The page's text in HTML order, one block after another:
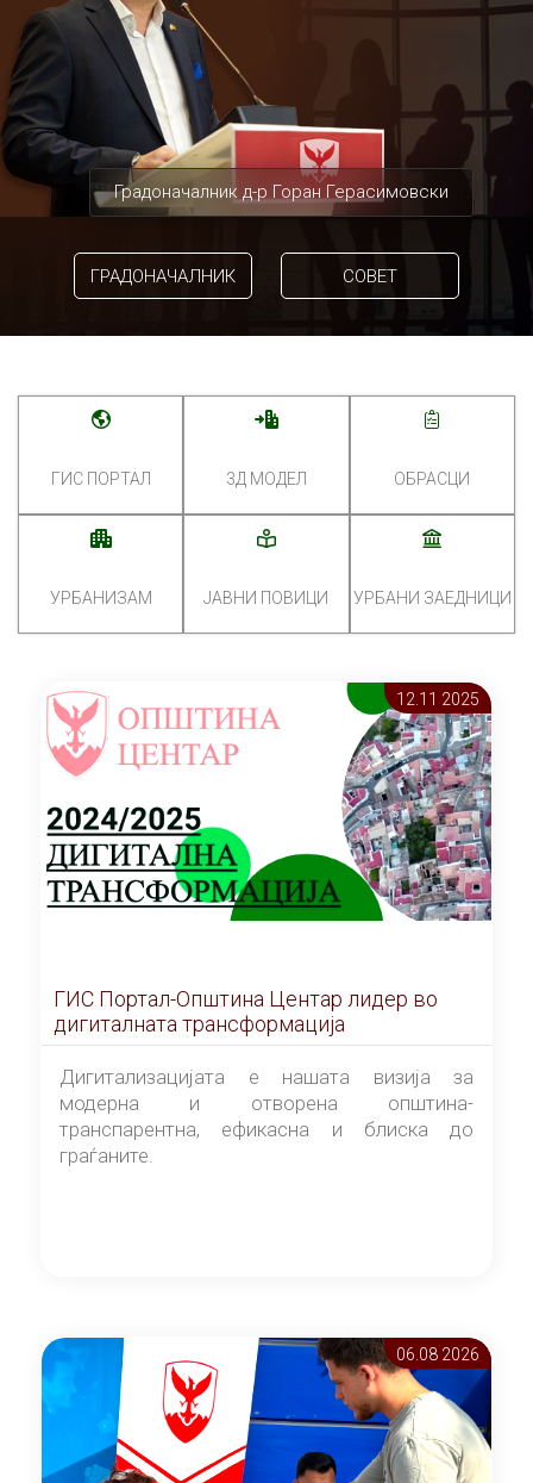
Градоначалник д-р Горан Герасимовски
ГРАДОНАЧАЛНИК СОВЕТ
ГИС ПОРТАЛ 3Д МОДЕЛ ОБРАСЦИ
УРБАНИЗАМ ЈАВНИ ПОВИЦИ УРБАНИ ЗАЕДНИЦИ
12.11 2025
ГИС Портал-Општина Центар лидер во
дигиталната трансформација
Дигитализацијата е нашата визија за
модерна и отворена општина-
транспарентна, ефикасна и блиска до
граѓаните.
06.08 2026